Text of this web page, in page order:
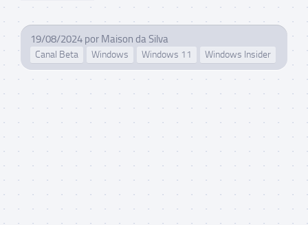
19/08/2024 por Maison da Silva
Canal Beta Windows Windows 11 Windows Insider